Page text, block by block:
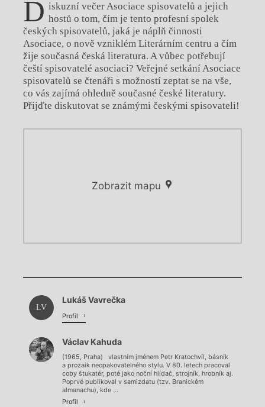
D iskuzní večer Asociace spisovatelů a jejich
hostů o tom, čím je tento profesní spolek
českých spisovatelů, jaká je náplň činnosti
Asociace, o nově vzniklém Literárním centru a čím
žije současná česká literatura. A vůbec potřebují
čeští spisovatelé asociaci? Veřejné setkání Asociace
spisovatelů se čtenáři s možností zeptat se na vše,
co vás zajímá ohledně současné české literatury.
Přijďte diskutovat se známými českými spisovateli!
Zobrazit mapu
Načítá se.
Chviličku.
Načítá se.
LV
Lukáš Vavrečka
Profil
Václav Kahuda
(1965, Praha) vlastním jménem Petr Kratochvíl, básník
a prozaik neopakovatelného stylu. V 80. letech pracoval
coby štukatér, poté jako noční hlídač, strojník, hrobník aj.
Poprvé publikoval v samizdatu (tzv. Branickém
almanachu), kde ...
Profil